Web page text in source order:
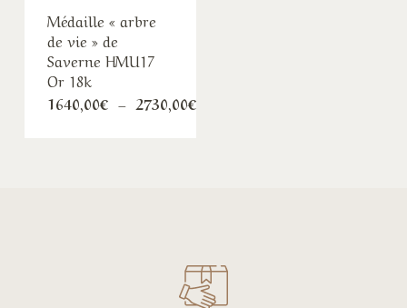
Médaille « arbre
de vie » de
Saverne HMU17
Or 18k
1640,00€ – 2730,00€Plage
de